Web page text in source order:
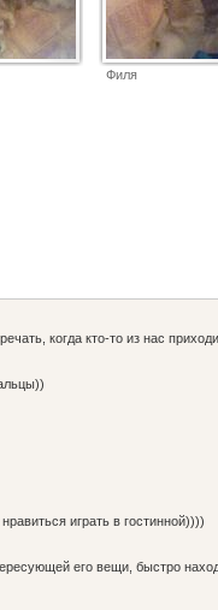
Филя
когда кто-то из нас
играть в гостинной))))
его вещи, быстро